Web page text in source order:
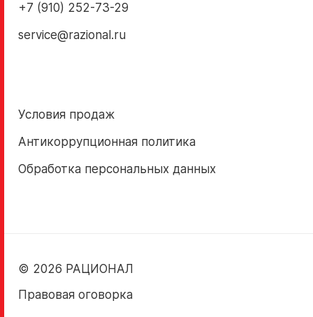
+7 (910) 252-73-29
service@razional.ru
Условия продаж
Антикоррупционная политика
Обработка персональных данных
© 2026 РАЦИОНАЛ
Правовая оговорка